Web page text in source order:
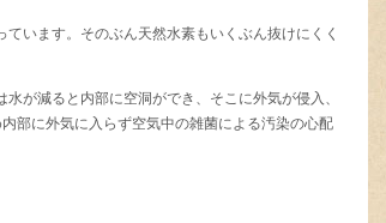
います。そのぶん天然水素もいくぶん抜けにくく
が減ると内部に空洞ができ、そこに外気が侵入、
部に外気に入らず空気中の雑菌による汚染の心配